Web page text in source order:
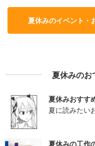
夏休みのイベント・
夏休みのお
夏休みおすす
夏に読みたい
夏休みの工作